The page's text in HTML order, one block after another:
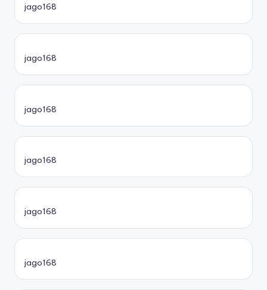
jago168
jago168
jago168
jago168
jago168
jago168